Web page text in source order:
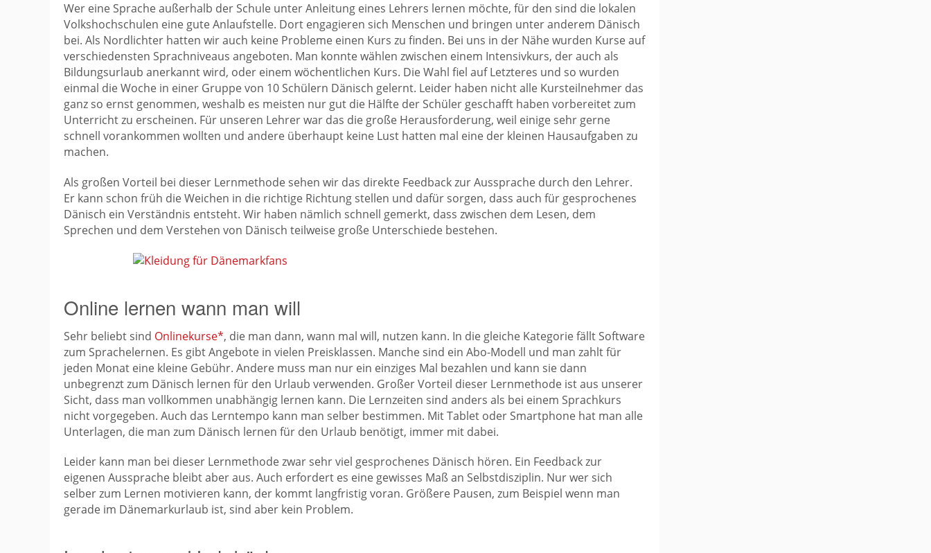
Wer eine Sprache außerhalb der Schule unter Anleitung eines Lehrers lernen möchte, für den sind die lokalen
Volkshochschulen eine gute Anlaufstelle. Dort engagieren sich Menschen und bringen unter anderem Dänisch
bei. Als Nordlichter hatten wir auch keine Probleme einen Kurs zu finden. Bei uns in der Nähe wurden Kurse auf
verschiedensten Sprachniveaus angeboten. Man konnte wählen zwischen einem Intensivkurs, der auch als
Bildungsurlaub anerkannt wird, oder einem wöchentlichen Kurs. Die Wahl fiel auf Letzteres und so wurden
einmal die Woche in einer Gruppe von 10 Schülern Dänisch gelernt. Leider haben nicht alle Kursteilnehmer das
ganz so ernst genommen, weshalb es meisten nur gut die Hälfte der Schüler geschafft haben vorbereitet zum
Unterricht zu erscheinen. Für unseren Lehrer war das die große Herausforderung, weil einige sehr gerne
schnell vorankommen wollten und andere überhaupt keine Lust hatten mal eine der kleinen Hausaufgaben zu
machen.
Als großen Vorteil bei dieser Lernmethode sehen wir das direkte Feedback zur Aussprache durch den Lehrer.
Er kann schon früh die Weichen in die richtige Richtung stellen und dafür sorgen, dass auch für gesprochenes
Dänisch ein Verständnis entsteht. Wir haben nämlich schnell gemerkt, dass zwischen dem Lesen, dem
Sprechen und dem Verstehen von Dänisch teilweise große Unterschiede bestehen.
Online lernen wann man will
Sehr beliebt sind Onlinekurse*, die man dann, wann mal will, nutzen kann. In die gleiche Kategorie fällt Software
zum Sprachelernen. Es gibt Angebote in vielen Preisklassen. Manche sind ein Abo-Modell und man zahlt für
jeden Monat eine kleine Gebühr. Andere muss man nur ein einziges Mal bezahlen und kann sie dann
unbegrenzt zum Dänisch lernen für den Urlaub verwenden. Großer Vorteil dieser Lernmethode ist aus unserer
Sicht, dass man vollkommen unabhängig lernen kann. Die Lernzeiten sind anders als bei einem Sprachkurs
nicht vorgegeben. Auch das Lerntempo kann man selber bestimmen. Mit Tablet oder Smartphone hat man alle
Unterlagen, die man zum Dänisch lernen für den Urlaub benötigt, immer mit dabei.
Leider kann man bei dieser Lernmethode zwar sehr viel gesprochenes Dänisch hören. Ein Feedback zur
eigenen Aussprache bleibt aber aus. Auch erfordert es eine gewisses Maß an Selbstdisziplin. Nur wer sich
selber zum Lernen motivieren kann, der kommt langfristig voran. Größere Pausen, zum Beispiel wenn man
gerade im Dänemarkurlaub ist, sind aber kein Problem.